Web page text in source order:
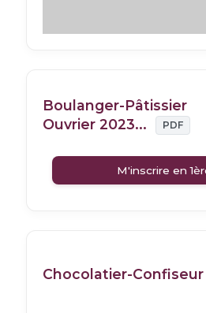
Boulanger-Pâtissier
Ouvrier 2023...
PDF
M'inscrire en
Chocolatier-Confiseur